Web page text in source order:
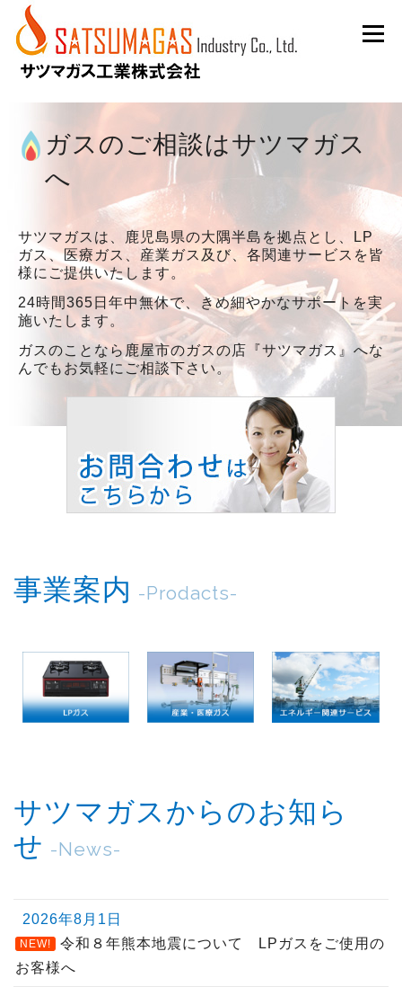
Skip
content
Menu
ガスのご相談はサツマガス
へ
サツマガスは、鹿児島県の大隅半島を拠点とし、LP
ガス、医療ガス、産業ガス及び、各関連サービスを皆
様にご提供いたします。
24時間365日年中無休で、きめ細やかなサポートを実
施いたします。
ガスのことなら鹿屋市のガスの店『サツマガス』へな
んでもお気軽にご相談下さい。
事業案内 -Prodacts-
サツマガスからのお知ら
せ -News-
2026年8月1日
NEW!
令和８年熊本地震について LPガスをご使用の
お客様へ